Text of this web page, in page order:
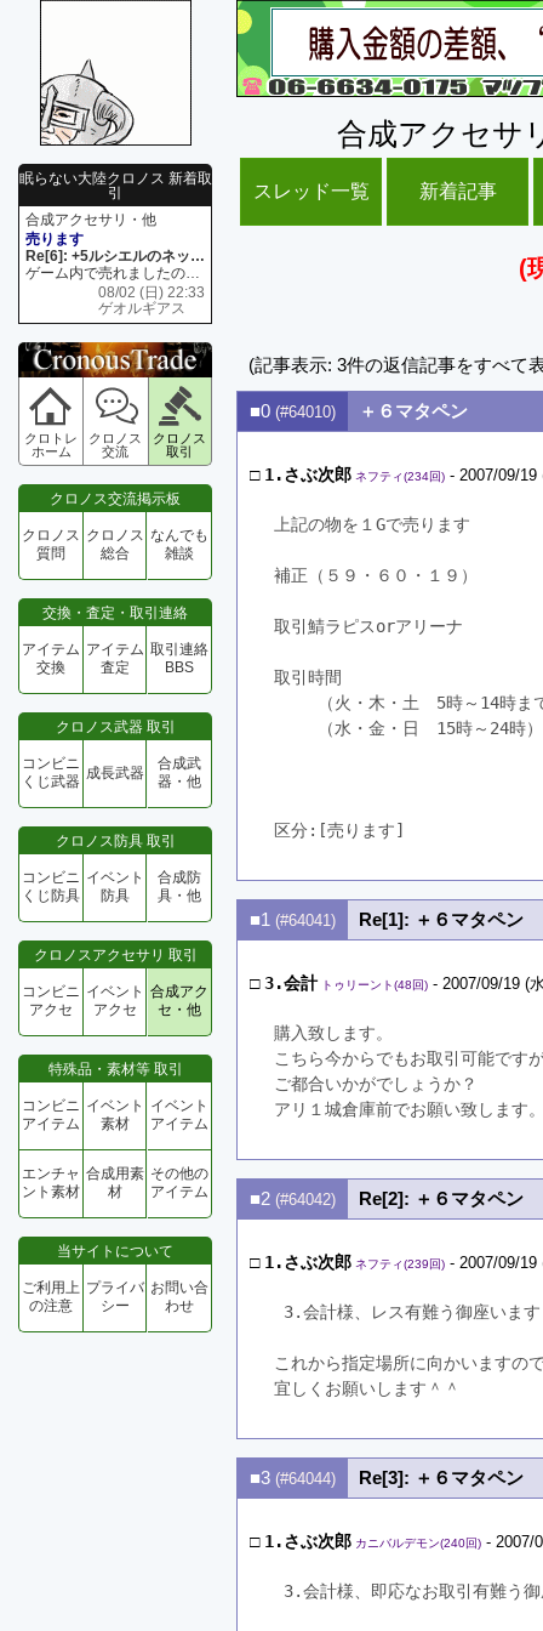
眠らない大陸クロノス 新着取
引
合成アクセサリ・他
売ります
Re[6]: +5ルシエルのネックレス
ゲーム内で売れましたので 在庫がネク1 リング4 となります リングのお値段は80G といたします
08/02 (日) 22:33
ゲオルギアス
クロトレ
ホーム
クロノス
交流
クロノス
取引
クロノス交流掲示板
クロノス
質問
クロノス
総合
なんでも
雑談
交換・査定・取引連絡
アイテム
交換
アイテム
査定
取引連絡
BBS
クロノス武器 取引
コンビニ
くじ武器 成長武器
合成武
器・他
クロノス防具 取引
コンビニ
くじ防具
イベント
防具
合成防
具・他
クロノスアクセサリ 取引
コンビニ
アクセ
イベント
アクセ
合成アク
セ・他
特殊品・素材等 取引
コンビニ
アイテム
イベント
素材
イベント
アイテム
エンチャ
ント素材
合成用素
材
その他の
アイテム
当サイトについて
ご利用上
の注意
プライバ
シー
お問い合
わせ
合成アクセサ
スレッド一覧 新着記事
(
(記事表示: 3件の返信記事をすべて
■0 (#64010) ＋６マタペン
□ 1.さぶ次郎 ネフティ(234回) - 2007/09/
上記の物を１Gで売ります
補正（５９・６０・１９）
取引鯖ラピスorアリーナ
取引時間
（火・木・土　5時～14時ま
（水・金・日　15時～24時）
区分:[売ります]
■1 (#64041) Re[1]: ＋６マタペン
□3.会計 トゥリーント(48回) - 2007/09/19 (
購入致します。
こちら今からでもお取引可能です
ご都合いかがでしょうか？
アリ１城倉庫前でお願い致します
■2 (#64042) Re[2]: ＋６マタペン
□ 1.さぶ次郎 ネフティ(239回) - 2007/09/
3.会計様、レス有難う御座います
これから指定場所に向かいますの
宜しくお願いします＾＾
■3 (#64044) Re[3]: ＋６マタペン
□ 1.さぶ次郎 カニバルデモン(240回) - 2007/
3.会計様、即応なお取引有難う